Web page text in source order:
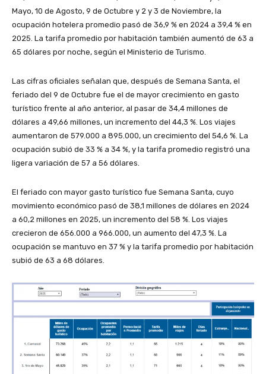
Mayo, 10 de Agosto, 9 de Octubre y 2 y 3 de Noviembre, la
ocupación hotelera promedio pasó de 36,9 % en 2024 a 39,4 % en
2025. La tarifa promedio por habitación también aumentó de 63 a
65 dólares por noche, según el Ministerio de Turismo.
Las cifras oficiales señalan que, después de Semana Santa, el
feriado del 9 de Octubre fue el de mayor crecimiento en gasto
turístico frente al año anterior, al pasar de 34,4 millones de
dólares a 49,66 millones, un incremento del 44,3 %. Los viajes
aumentaron de 579.000 a 895.000, un crecimiento del 54,6 %. La
ocupación subió de 33 % a 34 %, y la tarifa promedio registró una
ligera variación de 57 a 56 dólares.
El feriado con mayor gasto turístico fue Semana Santa, cuyo
movimiento económico pasó de 38,1 millones de dólares en 2024
a 60,2 millones en 2025, un incremento del 58 %. Los viajes
crecieron de 656.000 a 966.000, un aumento del 47,3 %. La
ocupación se mantuvo en 37 % y la tarifa promedio por habitación
subió de 63 a 68 dólares.